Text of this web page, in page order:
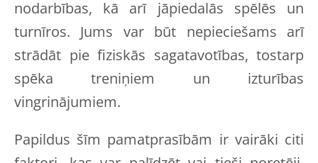
nodarbības, kā arī jāpiedalās spēlēs un
turnīros. Jums var būt nepieciešams arī
strādāt pie fiziskās sagatavotības, tostarp
spēka treniņiem un izturības
vingrinājumiem.
Papildus šīm pamatprasībām ir vairāki citi